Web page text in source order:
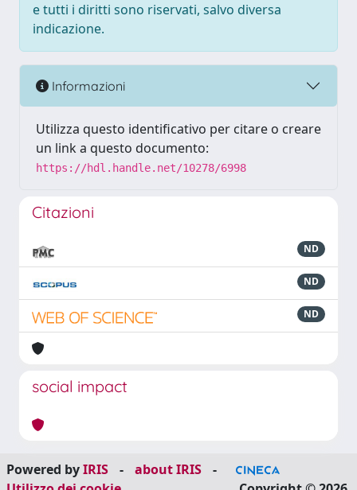
e tutti i diritti sono riservati, salvo diversa
indicazione.
Informazioni
Utilizza questo identificativo per citare o creare
un link a questo documento:
https://hdl.handle.net/10278/6998
Citazioni
ND
ND
ND
social impact
Powered byIRIS - about IRIS
-